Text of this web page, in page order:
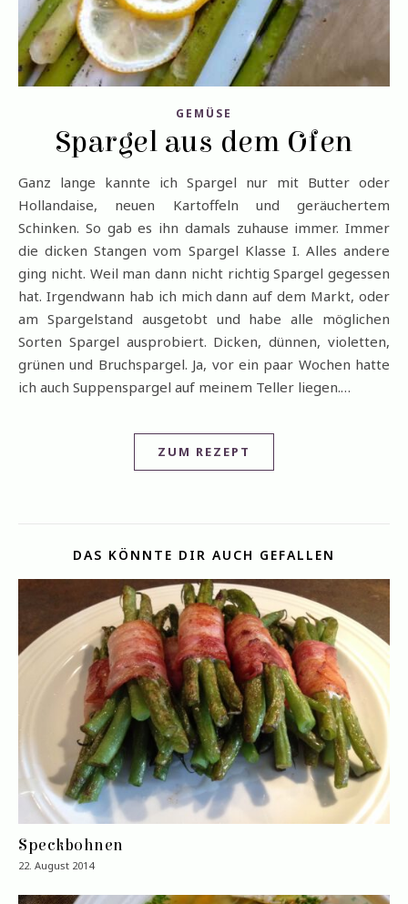
GEMÜSE
Spargel aus dem Ofen
Ganz lange kannte ich Spargel nur mit Butter oder
Hollandaise, neuen Kartoffeln und geräuchertem
Schinken. So gab es ihn damals zuhause immer. Immer
die dicken Stangen vom Spargel Klasse I. Alles andere
ging nicht. Weil man dann nicht richtig Spargel gegessen
hat. Irgendwann hab ich mich dann auf dem Markt, oder
am Spargelstand ausgetobt und habe alle möglichen
Sorten Spargel ausprobiert. Dicken, dünnen, violetten,
grünen und Bruchspargel. Ja, vor ein paar Wochen hatte
ich auch Suppenspargel auf meinem Teller liegen.…
ZUM REZEPT
DAS KÖNNTE DIR AUCH GEFALLEN
Speckbohnen
22. August 2014